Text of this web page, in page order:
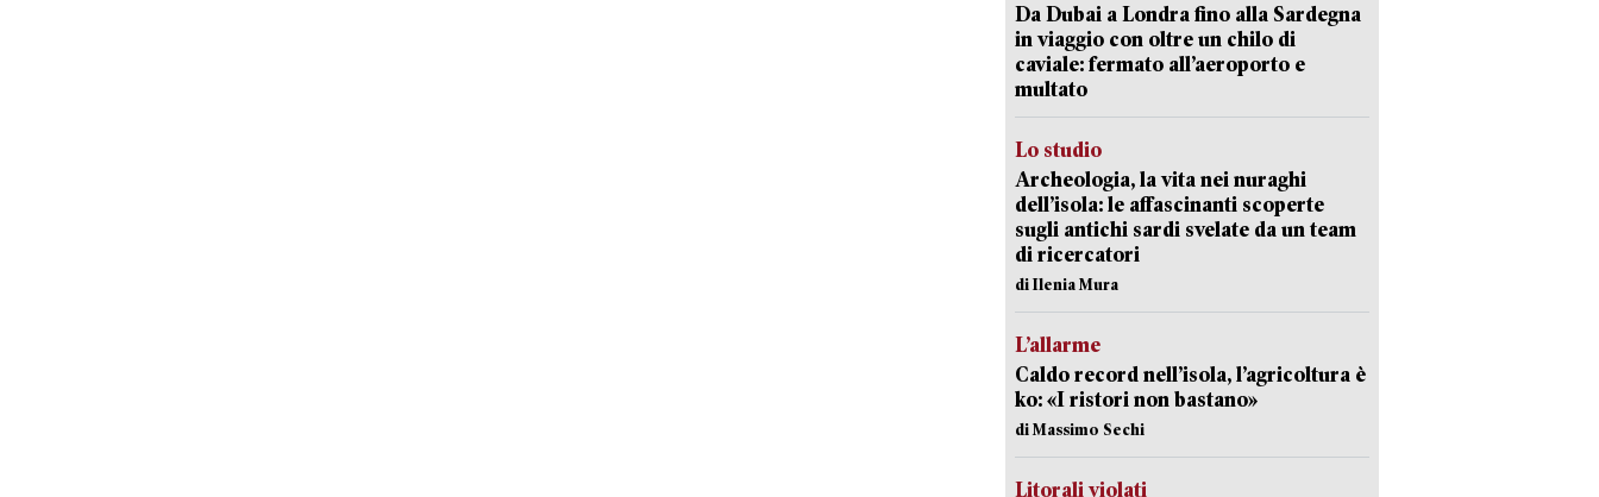
Da Dubai a Londra fino alla Sardegna
in viaggio con oltre un chilo di
caviale: fermato all’aeroporto e
multato
Lo studio
Archeologia, la vita nei nuraghi
dell’isola: le affascinanti scoperte
sugli antichi sardi svelate da un team
di ricercatori
di Ilenia Mura
L’allarme
Caldo record nell’isola, l’agricoltura è
ko: «I ristori non bastano»
di Massimo Sechi
Litorali violati